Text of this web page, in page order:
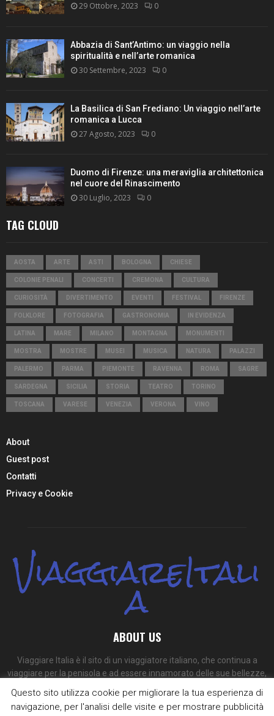
29 Ottobre, 2023 0
Abbazia di Sant’Antimo: un viaggio nella
spiritualità e nell’arte romanica
30 Settembre, 2023 0
La Basilica di San Frediano: Un viaggio nell’arte
romanica a Lucca
27 Agosto, 2023 0
Duomo di Firenze: una meraviglia architettonica
nel cuore del Rinascimento
30 Luglio, 2023 0
TAG CLOUD
AOSTA ARTE ASTI BOLOGNA CHIESE
COLONIE PENALI CONCERTI CREMONA CULTURA
CURIOSITÀ DIVERTIMENTO EVENTI FESTIVAL FIRENZE
FOLKLORE FOTOGRAFIA GASTRONOMIA IN EVIDENZA
LATINA MARE MILANO MONTAGNA MONUMENTI
MOSTRA MOSTRE MUSEI MUSICA NATURA PALAZZI
PALERMO PARMA PIEMONTE RAVENNA ROMA SAGRE
SARDEGNA SICILIA STORIA TEATRO TORINO
TOSCANA VARESE VENEZIA VERONA VINO
About
Guest post
Contatti
Privacy e Cookie
ViaggiareItali
a
ABOUT US
Viaggiare Italia è il sito di un viaggiatore italiano, che continua a
viaggiare per la penisola e ad essere innamorato delle sue bellezze,
Contact us:redazione@viaggiare-italia.com
Questo sito utilizza cookie per migliorare la tua esperienza di
navigazione, per l'analisi delle visite e per mostrare pubblicità